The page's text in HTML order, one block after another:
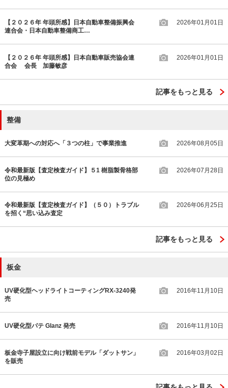
【２０２６年 年頭所感】日本自動車整備振興会
連合会・日本自動車整備商工…
2026年01月01日
【２０２６年 年頭所感】日本自動車販売協会連
合会 会長 加藤敏彦
2026年01月01日
記事をもっと見る
整備
大変革期への対応へ「３つの柱」で事業推進 2026年08月05日
令和最新版【査定検査ガイド】５1 樹脂製骨格部
位の見極め
2026年07月28日
令和最新版【査定検査ガイド】（５０）トラブル
を招く“思い込み査定
2026年06月25日
記事をもっと見る
板金
UV硬化型ヘッドライトコーティングRX-3240発
売
2016年11月10日
UV硬化型パテ Glanz 発売 2016年11月10日
板金寺子屋設立に向け戦前モデル「ダットサン」
を販売
2016年03月02日